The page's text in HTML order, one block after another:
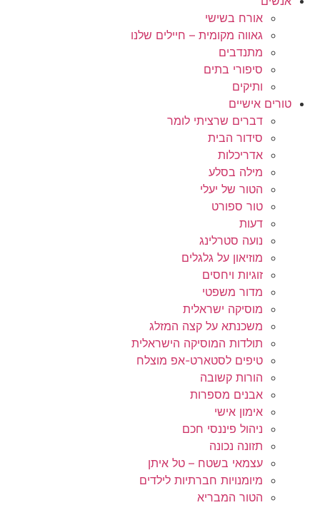
אורח בשישי
גאווה מקומית – חיילים שלנו
מתנדבים
סיפורי בתים
ותיקים
טורים אישיים
דברים שרציתי לומר
סידור הבית
אדריכלות
מילה בסלע
הטור של יעלי
טור ספורט
דעות
נועה סטרלינג
מוזיאון על גלגלים
זוגיות ויחסים
מדור משפטי
מוסיקה ישראלית
משכנתא על קצה המזלג
תולדות המוסיקה הישראלית
טיפים לסטארט-אפ מוצלח
הורות קשובה
אבנים מספרות
אימון אישי
ניהול פיננסי חכם
תזונה נכונה
עצמאי בשטח – טל איתן
מיומנויות חברתיות לילדים
הטור המבריא